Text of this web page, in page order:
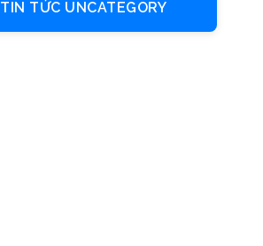
TIN TỨC UNCATEGORY